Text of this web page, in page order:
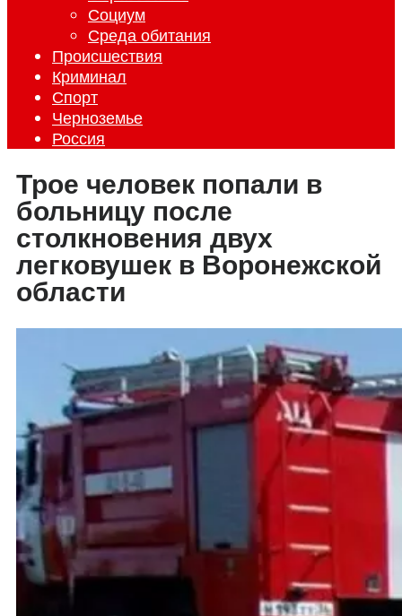
Социум
Среда обитания
Происшествия
Криминал
Спорт
Черноземье
Россия
Трое человек попали в
больницу после
столкновения двух
легковушек в Воронежской
области